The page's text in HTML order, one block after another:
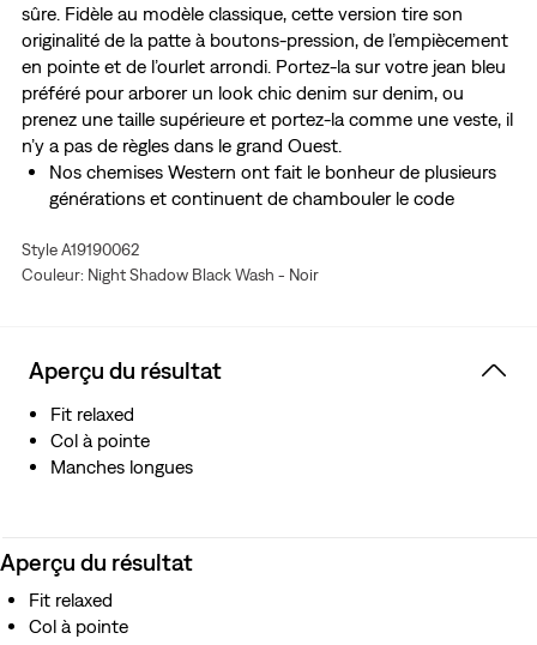
sûre. Fidèle au modèle classique, cette version tire son
originalité de la patte à boutons-pression, de l’empiècement
en pointe et de l’ourlet arrondi. Portez-la sur votre jean bleu
préféré pour arborer un look chic denim sur denim, ou
prenez une taille supérieure et portez-la comme une veste, il
n’y a pas de règles dans le grand Ouest.
Nos chemises Western ont fait le bonheur de plusieurs
générations et continuent de chambouler le code
Un style américain intemporel par excellence
Reprend toutes les caractéristiques qui distinguent la
Style A19190062
Couleur: Night Shadow Black Wash - Noir
Aperçu du résultat
Fit relaxed
Col à pointe
Manches longues
Aperçu du résultat
Fit relaxed
Col à pointe